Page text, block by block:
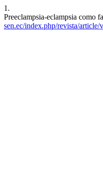
1.
Preeclampsia-eclampsia como
sen.ec/index.php/revista/article/